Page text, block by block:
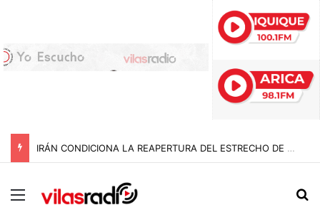
IRÁN CONDICIONA LA REAPERTURA DEL ESTRECHO DE ORMUZ Y EXIGE A ESTADOS UNIDOS EL FIN DEL BLOQUEO Y REPARACIONES DE GUERRA
Menú